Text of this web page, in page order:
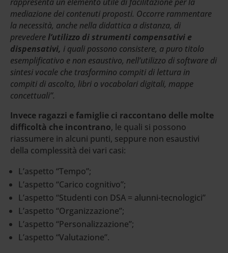
mediazione dei contenuti proposti. Occorre rammentare
la necessità, anche nella didattica a distanza, di
prevederel’utilizzo di strumenti compensativi e
dispensativi, i quali possono consistere, a puro titolo
esemplificativo e non esaustivo, nell’utilizzo di software di
sintesi vocale che trasformino compiti di lettura in
compiti di ascolto, libri o vocabolari digitali, mappe
concettuali”.
Invece ragazzi e famiglie ci raccontano delle molte
difficoltà che incontrano, le quali si possono
riassumere in alcuni punti, seppure non esaustivi
della complessità dei vari casi:
L’aspetto “Tempo”;
L’aspetto “Carico cognitivo”;
L’aspetto “Studenti con DSA = alunni-tecnologici”
L’aspetto “Organizzazione”;
L’aspetto “Personalizzazione”;
L’aspetto “Valutazione”.